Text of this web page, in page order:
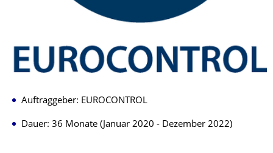
Auftraggeber: EUROCONTROL
Dauer: 36 Monate (Januar 2020 - Dezember 2022)